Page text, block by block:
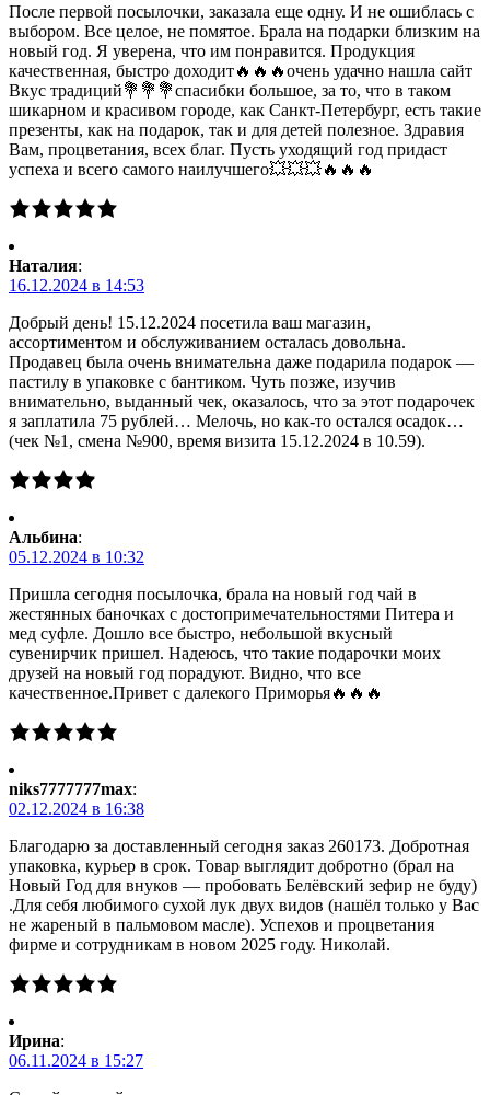
После первой посылочки, заказала еще одну. И не ошиблась с
выбором. Все целое, не помятое. Брала на подарки близким на
новый год. Я уверена, что им понравится. Продукция
качественная, быстро доходит🔥🔥🔥очень удачно нашла сайт
Вкус традиций💐💐💐спасибки большое, за то, что в таком
шикарном и красивом городе, как Санкт-Петербург, есть такие
презенты, как на подарок, так и для детей полезное. Здравия
Вам, процветания, всех благ. Пусть уходящий год придаст
успеха и всего самого наилучшего💥💥💥🔥🔥🔥
Наталия:
16.12.2024 в 14:53
Добрый день! 15.12.2024 посетила ваш магазин,
ассортиментом и обслуживанием осталась довольна.
Продавец была очень внимательна даже подарила подарок —
пастилу в упаковке с бантиком. Чуть позже, изучив
внимательно, выданный чек, оказалось, что за этот подарочек
я заплатила 75 рублей… Мелочь, но как-то остался осадок…
(чек №1, смена №900, время визита 15.12.2024 в 10.59).
Альбина:
05.12.2024 в 10:32
Пришла сегодня посылочка, брала на новый год чай в
жестянных баночках с достопримечательностями Питера и
мед суфле. Дошло все быстро, небольшой вкусный
сувенирчик пришел. Надеюсь, что такие подарочки моих
друзей на новый год порадуют. Видно, что все
качественное.Привет с далекого Приморья🔥🔥🔥
niks7777777max:
02.12.2024 в 16:38
Благодарю за доставленный сегодня заказ 260173. Добротная
упаковка, курьер в срок. Товар выглядит добротно (брал на
Новый Год для внуков — пробовать Белёвский зефир не буду)
.Для себя любимого сухой лук двух видов (нашёл только у Вас
не жареный в пальмовом масле). Успехов и процветания
фирме и сотрудникам в новом 2025 году. Николай.
Ирина:
06.11.2024 в 15:27